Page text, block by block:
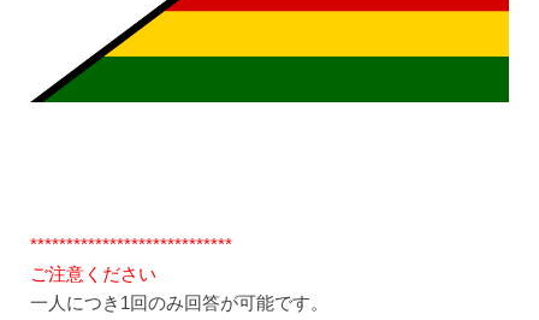
****************************
ご注意ください
一人につき1回のみ回答が可能です。